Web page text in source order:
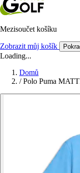
Mezisoučet košíku
Zobrazit můj košík
Loading...
Domů
/ Polo Puma